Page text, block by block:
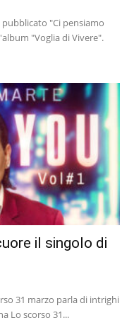
"Ci pensiamo
"Voglia di Vivere".
il singolo di
31 marzo parla di intrighi
Lo scorso 31...